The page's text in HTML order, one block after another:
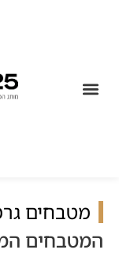
מטבחים
המטבחים